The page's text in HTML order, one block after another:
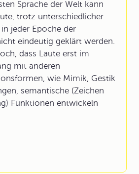
Sprache der Welt kann
trotz unterschiedlicher
jeder Epoche der
eindeutig geklärt werden.
dass Laute erst im
mit anderen
wie Mimik, Gestik
semantische (Zeichen
Funktionen entwickeln